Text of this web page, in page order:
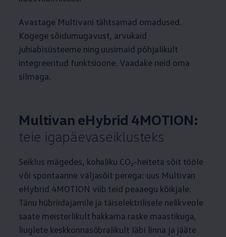
Avastage Multivani tähtsamad omadused.
Kogege sõidumugavust, arvukaid
juhiabisüsteeme ning uusimaid põhjalikult
integreeritud funktsioone. Vaadake neid oma
silmaga.
Multivan eHybrid 4MOTION:
teie igapäevaseiklusteks
Seiklus mägedes, kohaliku CO₂-heiteta sõit tööle
või spontaanne väljasõit perega: uus Multivan
eHybrid 4MOTION viib teid peaaegu kõikjale.
Tänu hübriidajamile ja täiselektrilisele nelikveole
saate meisterlikult hakkama raske maastikuga,
liuglete keskkonnasõbralikult läbi linna ja jääte